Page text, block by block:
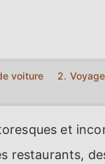
voiture 2.
et
restaurants,